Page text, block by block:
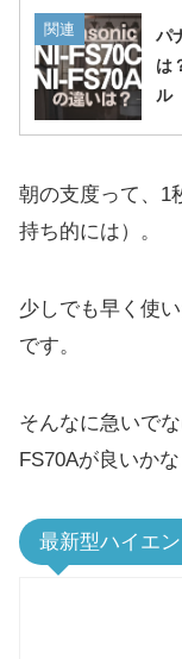
関連
パ
は
ル
朝の支度って、1
持ち的には）。
少しでも早く使
です。
そんなに急いで
FS70Aが良いかな
最新型ハイエ